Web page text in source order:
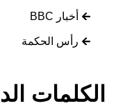
أخبار BBC
رأس الحكمة
الكلمات